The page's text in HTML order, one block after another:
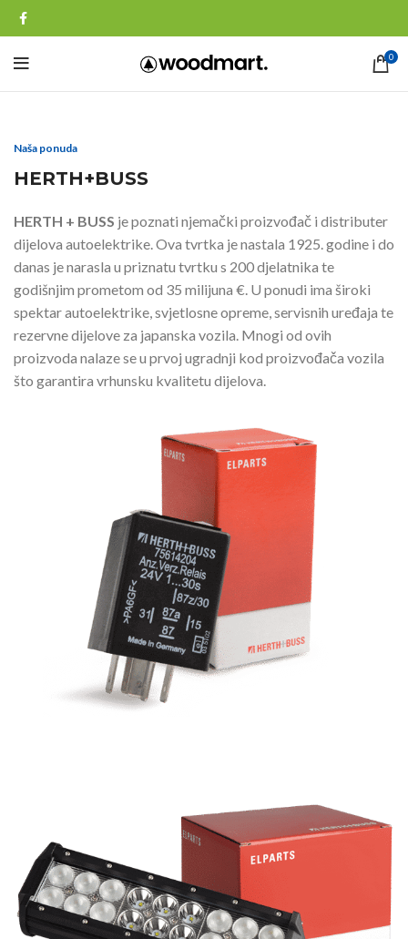
0
Naša ponuda
HERTH+BUSS
HERTH + BUSS je poznati njemački proizvođač i distributer
dijelova autoelektrike. Ova tvrtka je nastala 1925. godine i do
danas je narasla u priznatu tvrtku s 200 djelatnika te
godišnjim prometom od 35 milijuna €. U ponudi ima široki
spektar autoelektrike, svjetlosne opreme, servisnih uređaja te
rezervne dijelove za japanska vozila. Mnogi od ovih
proizvoda nalaze se u prvoj ugradnji kod proizvođača vozila
što garantira vrhunsku kvalitetu dijelova.